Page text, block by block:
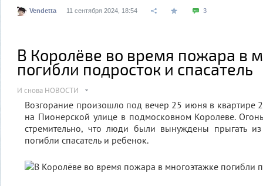
Vendetta 11 сентября 2024, 18:54 3
В Королёве во время пожара в
погибли подросток и спасатель
И снова НОВОСТИ
Возгорание произошло под вечер 25 июня в квартире
на Пионерской улице в подмосковном Королеве. Огонь
стремительно, что люди были вынуждены прыгать
погибли спасатель и ребенок.